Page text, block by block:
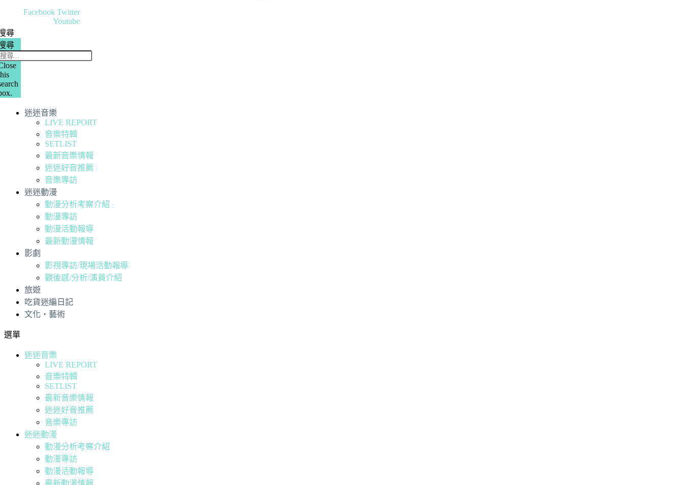
Facebook Twitter
Youtube
尋
尋
迷迷音樂
LIVE REPORT
音樂特輯
SETLIST
最新音樂情報
迷迷好音推薦
音樂專訪
迷迷動漫
動漫分析考察介紹
動漫專訪
動漫活動報導
最新動漫情報
影劇
影視專訪/現場活動報導
觀後感/分析/演員介紹
旅遊
吃貨迷編日記
文化・藝術
選單
迷迷音樂
LIVE REPORT
音樂特輯
SETLIST
最新音樂情報
迷迷好音推薦
音樂專訪
迷迷動漫
動漫分析考察介紹
動漫專訪
動漫活動報導
最新動漫情報